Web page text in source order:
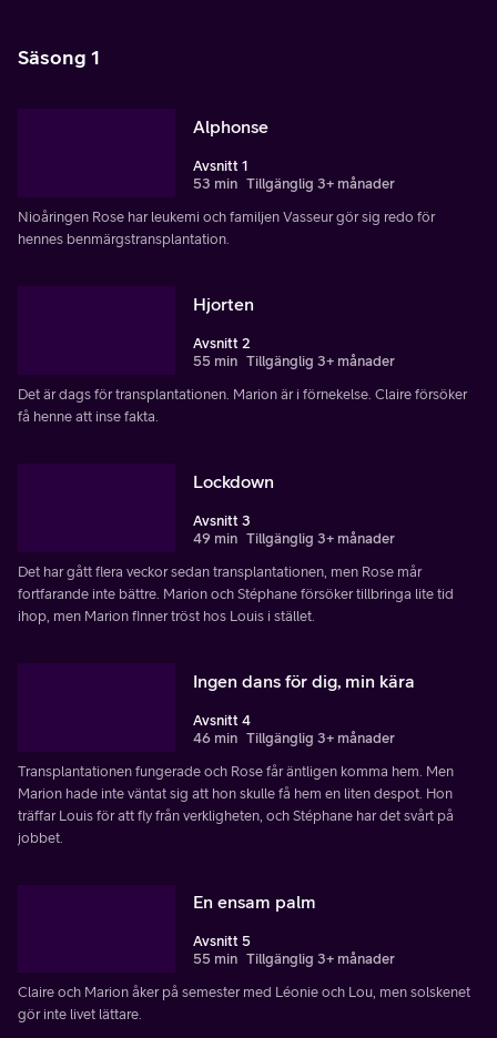
Säsong 1
Alphonse
Avsnitt 1
53 min Tillgänglig 3+ månader
Nioåringen Rose har leukemi och familjen Vasseur gör sig redo för
hennes benmärgstransplantation.
Hjorten
Avsnitt 2
55 min Tillgänglig 3+ månader
Det är dags för transplantationen. Marion är i förnekelse. Claire försöker
få henne att inse fakta.
Lockdown
Avsnitt 3
49 min Tillgänglig 3+ månader
Det har gått flera veckor sedan transplantationen, men Rose mår
fortfarande inte bättre. Marion och Stéphane försöker tillbringa lite tid
ihop, men Marion finner tröst hos Louis i stället.
Ingen dans för dig, min kära
Avsnitt 4
46 min Tillgänglig 3+ månader
Transplantationen fungerade och Rose får äntligen komma hem. Men
Marion hade inte väntat sig att hon skulle få hem en liten despot. Hon
träffar Louis för att fly från verkligheten, och Stéphane har det svårt på
jobbet.
En ensam palm
Avsnitt 5
55 min Tillgänglig 3+ månader
Claire och Marion åker på semester med Léonie och Lou, men solskenet
gör inte livet lättare.